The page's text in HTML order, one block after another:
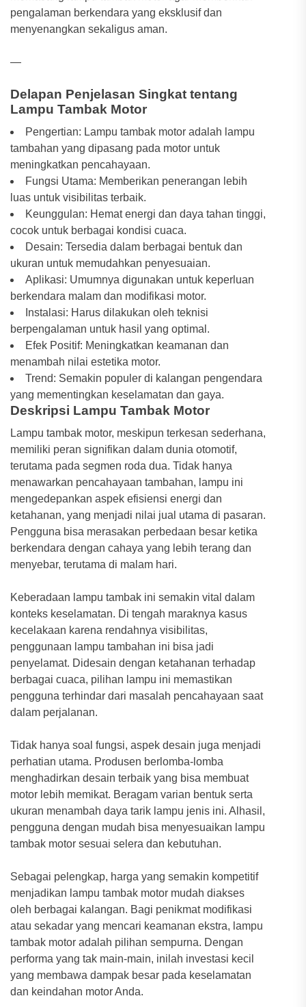
pengalaman berkendara yang eksklusif dan
menyenangkan sekaligus aman.
—
Delapan Penjelasan Singkat tentang
Lampu Tambak Motor
Pengertian: Lampu tambak motor adalah lampu
tambahan yang dipasang pada motor untuk
meningkatkan pencahayaan.
Fungsi Utama: Memberikan penerangan lebih
luas untuk visibilitas terbaik.
Keunggulan: Hemat energi dan daya tahan tinggi,
cocok untuk berbagai kondisi cuaca.
Desain: Tersedia dalam berbagai bentuk dan
ukuran untuk memudahkan penyesuaian.
Aplikasi: Umumnya digunakan untuk keperluan
berkendara malam dan modifikasi motor.
Instalasi: Harus dilakukan oleh teknisi
berpengalaman untuk hasil yang optimal.
Efek Positif: Meningkatkan keamanan dan
menambah nilai estetika motor.
Trend: Semakin populer di kalangan pengendara
yang mementingkan keselamatan dan gaya.
Deskripsi Lampu Tambak Motor
Lampu tambak motor, meskipun terkesan sederhana,
memiliki peran signifikan dalam dunia otomotif,
terutama pada segmen roda dua. Tidak hanya
menawarkan pencahayaan tambahan, lampu ini
mengedepankan aspek efisiensi energi dan
ketahanan, yang menjadi nilai jual utama di pasaran.
Pengguna bisa merasakan perbedaan besar ketika
berkendara dengan cahaya yang lebih terang dan
menyebar, terutama di malam hari.
Keberadaan lampu tambak ini semakin vital dalam
konteks keselamatan. Di tengah maraknya kasus
kecelakaan karena rendahnya visibilitas,
penggunaan lampu tambahan ini bisa jadi
penyelamat. Didesain dengan ketahanan terhadap
berbagai cuaca, pilihan lampu ini memastikan
pengguna terhindar dari masalah pencahayaan saat
dalam perjalanan.
Tidak hanya soal fungsi, aspek desain juga menjadi
perhatian utama. Produsen berlomba-lomba
menghadirkan desain terbaik yang bisa membuat
motor lebih memikat. Beragam varian bentuk serta
ukuran menambah daya tarik lampu jenis ini. Alhasil,
pengguna dengan mudah bisa menyesuaikan lampu
tambak motor sesuai selera dan kebutuhan.
Sebagai pelengkap, harga yang semakin kompetitif
menjadikan lampu tambak motor mudah diakses
oleh berbagai kalangan. Bagi penikmat modifikasi
atau sekadar yang mencari keamanan ekstra, lampu
tambak motor adalah pilihan sempurna. Dengan
performa yang tak main-main, inilah investasi kecil
yang membawa dampak besar pada keselamatan
dan keindahan motor Anda.